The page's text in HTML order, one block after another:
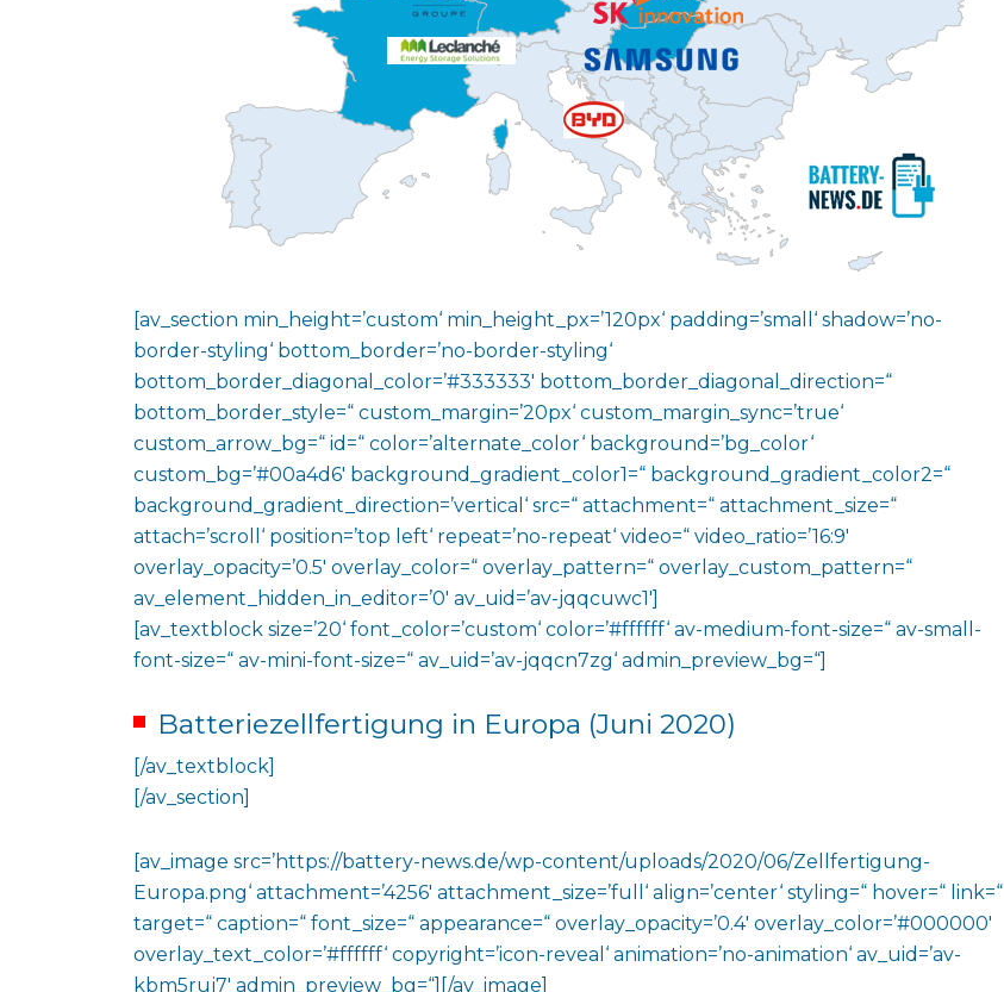
[av_section min_height=’custom‘ min_height_px=’120px‘ padding=’small‘ shadow=’no-
border-styling‘ bottom_border=’no-border-styling‘
bottom_border_diagonal_color=’#333333′ bottom_border_diagonal_direction=“
bottom_border_style=“ custom_margin=’20px‘ custom_margin_sync=’true‘
custom_arrow_bg=“ id=“ color=’alternate_color‘ background=’bg_color‘
custom_bg=’#00a4d6′ background_gradient_color1=“ background_gradient_color2=“
background_gradient_direction=’vertical‘ src=“ attachment=“ attachment_size=“
attach=’scroll‘ position=’top left‘ repeat=’no-repeat‘ video=“ video_ratio=’16:9′
overlay_opacity=’0.5′ overlay_color=“ overlay_pattern=“ overlay_custom_pattern=“
av_element_hidden_in_editor=’0′ av_uid=’av-jqqcuwc1′]
[av_textblock size=’20‘ font_color=’custom‘ color=’#ffffff‘ av-medium-font-size=“ av-small-
font-size=“ av-mini-font-size=“ av_uid=’av-jqqcn7zg‘ admin_preview_bg=“]
Batteriezellfertigung in Europa (Juni 2020)
[/av_textblock]
[/av_section]
[av_image src=’https://battery-news.de/wp-content/uploads/2020/06/Zellfertigung-
Europa.png‘ attachment=’4256′ attachment_size=’full‘ align=’center‘ styling=“ hover=“ link=“
target=“ caption=“ font_size=“ appearance=“ overlay_opacity=’0.4′ overlay_color=’#000000′
overlay_text_color=’#ffffff‘ copyright=’icon-reveal‘ animation=’no-animation‘ av_uid=’av-
kbm5ruj7′ admin_preview_bg=“][/av_image]